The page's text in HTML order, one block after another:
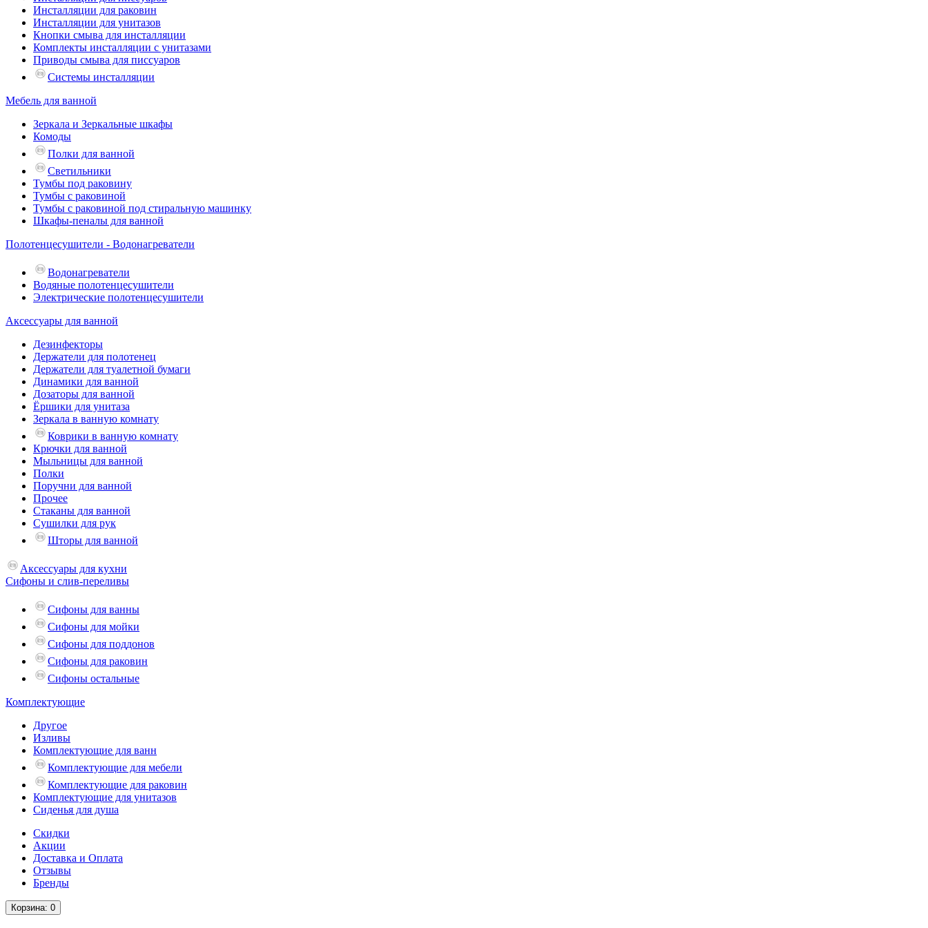
Инсталляции для раковин
Инсталляции для унитазов
Кнопки смыва для инсталляции
Комплекты инсталляции с унитазами
Приводы смыва для писсуаров
Системы инсталляции
Мебель для ванной
Зеркала и Зеркальные шкафы
Комоды
Полки для ванной
Светильники
Тумбы под раковину
Тумбы с раковиной
Тумбы с раковиной под стиральную машинку
Шкафы-пеналы для ванной
Полотенцесушители - Водонагреватели
Водонагреватели
Водяные полотенцесушители
Электрические полотенцесушители
Аксессуары для ванной
Дезинфекторы
Держатели для полотенец
Держатели для туалетной бумаги
Динамики для ванной
Дозаторы для ванной
Ёршики для унитаза
Зеркала в ванную комнату
Коврики в ванную комнату
Крючки для ванной
Мыльницы для ванной
Полки
Поручни для ванной
Прочее
Стаканы для ванной
Сушилки для рук
Шторы для ванной
Аксессуары для кухни
Сифоны и слив-переливы
Сифоны для ванны
Сифоны для мойки
Сифоны для поддонов
Сифоны для раковин
Сифоны остальные
Комплектующие
Другое
Изливы
Комплектующие для ванн
Комплектующие для мебели
Комплектующие для раковин
Комплектующие для унитазов
Сиденья для душа
Скидки
Акции
Доставка и Оплата
Отзывы
Бренды
Корзина: 0